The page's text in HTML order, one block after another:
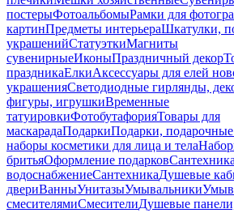
постерыФотоальбомыРамки для
картинПредметы интерьераШкатулки,
украшенийСтатуэткиМагниты
сувенирныеИконыПраздничный декор
праздникаЕлкиАксессуары для елей
украшенияСветодиодные гирлянды,
фигуры, игрушкиВременные
татуировкиФотобутафорияТовары для
маскарадаПодаркиПодарки,
наборы косметики для лица и тела
бритьяОформление подарков
водоснабжениеСантехникаДушевые
двериВанныУнитазыУмывальники
смесителямиСмесителиДушевые